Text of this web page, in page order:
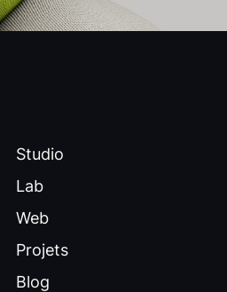
Studio
Lab
Web
Projets
Blog